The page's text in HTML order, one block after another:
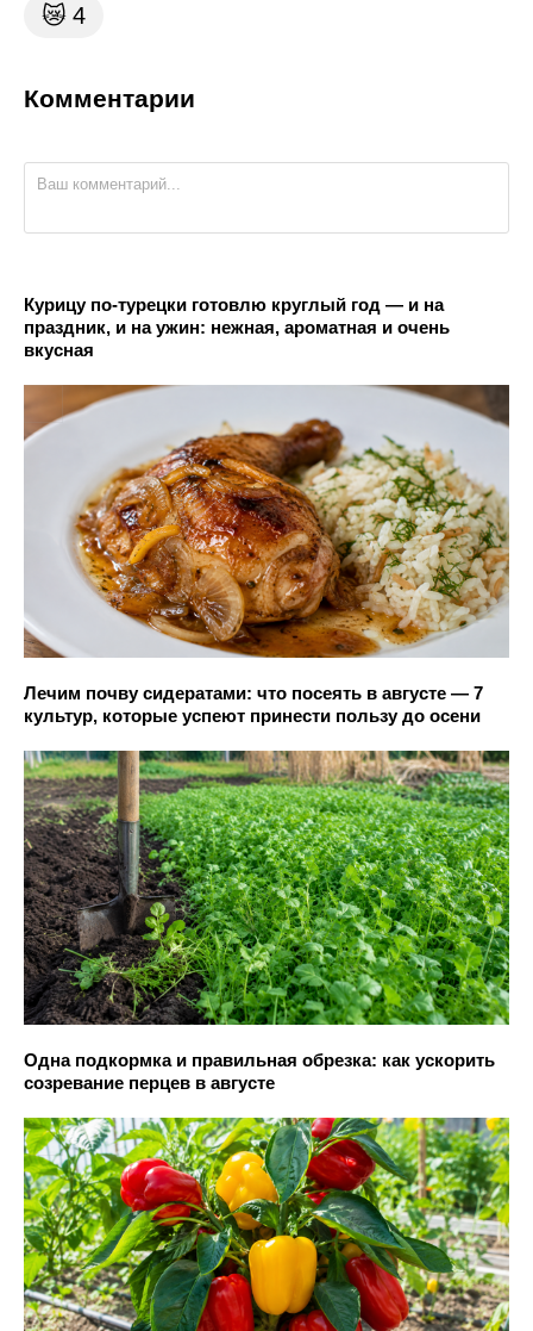
😿 4
Комментарии
Курицу по-турецки готовлю круглый год — и на
праздник, и на ужин: нежная, ароматная и очень
вкусная
Лечим почву сидератами: что посеять в августе — 7
культур, которые успеют принести пользу до осени
Одна подкормка и правильная обрезка: как ускорить
созревание перцев в августе